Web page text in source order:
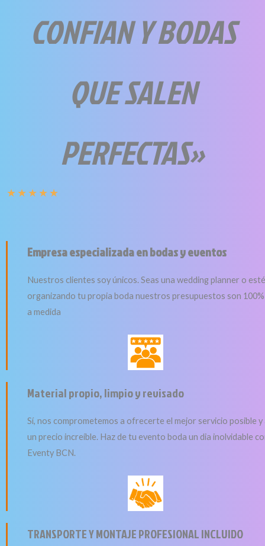
CONFIAN Y BODAS
QUE SALEN
PERFECTAS»
★★★★★
Empresa especializada en bodas y eventos
Nuestros clientes soy únicos. Seas una wedding planner o
organizando tu propia boda nuestros presupuestos son 100%
a medida
Material propio, limpio y revisado
Sí, nos comprometemos a ofrecerte el mejor servicio posible y
un precio increíble. Haz de tu evento boda un dia inolvidable
Eventy BCN.
TRANSPORTE Y MONTAJE PROFESIONAL INCLUIDO